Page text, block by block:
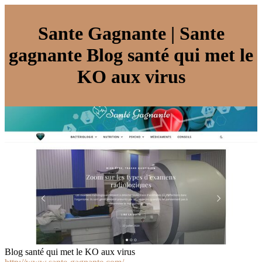
Sante Gagnante | Sante
gagnante Blog santé qui met le
KO aux virus
Blog santé qui met le KO aux virus